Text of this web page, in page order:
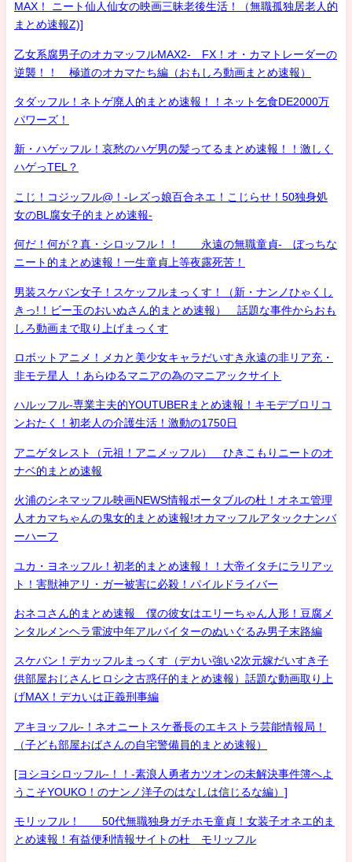
MAX！ ニート仙人仙女の映画三昧老後生活！（無職孤独居老人的
まとめ速報Z)]
乙女系腐男子のオカマッフルMAX2- FX！オ・カマトレーダーの
逆襲！！ 極道のオカマたち編（おもしろ動画まとめ速報）
タダッフル！ネトゲ廃人的まとめ速報！！ネット乞食DE2000万
パワーズ！
新・ハゲッフル！哀愁のハゲ男の髪ってるまとめ速報！！激しく
ハゲっTEL？
こじ！コジッフル@！-レズっ娘百合ネエ！こじらせ！50独身処
女のBL腐女子的まとめ速報-
何だ！何が？真・シロッフル！！ 永遠の無職童貞- ぼっちな
ニート的まとめ速報！一生童貞上等夜露死苦！
男装スケバン女子！スケッフルまっくす！（新・ナンノひゃくし
きっ!！ビー玉のおいぬさん的まとめ速報） 話題な事件からおも
しろ動画まで取り上げまっくす
ロボットアニメ！メカと美少女キャラだいすき永遠の非リア充・
非モテ星人 ！あらゆるマニアの為のマニアックサイト
ハルッフル-専業主夫的YOUTUBERまとめ速報！キモデブロリコ
ンおたく！初老人の介護生活！激動の1750日
アニゲタレスト（元祖！アニメッフル） ひきこもりニートのオ
ナベ的まとめ速報
火浦のシネマッフル映画NEWS情報ポータブルの杜！オネエ管理
人オカマちゃんの鬼女的まとめ速報!オカマッフルアタックナンバ
ーハーフ
ユカ・ヨネッフル！初老的まとめ速報！！大帝イタチにラリアッ
ト！害獣神アリ・ガー被害に必殺！パイルドライバー
おネコさん的まとめ速報 僕の彼女はエリーちゃん人形！豆腐メ
ンタルメンヘラ電波中年アルバイターのぬいぐるみ男子末路編
スケバン！デカッフルまっくす（デカい強い2次元嫁だいすき子
供部屋おじさんヒロシ之古惑仔的まとめ速報）話題な動画取り上
げMAX！デカいは正義刑事編
アキヨッフル-！ネオニートスケ番長のエキストラ芸能情報局！
（子ども部屋おばさんの自宅警備員的まとめ速報）
[ヨシヨシロッフル-！！-素浪人勇者カツオンの未解決事件簿へよ
うこそYOUKO！のナンノ洋子のはなしは信じるな編）]
モリッフル！ 50代無職独身ガチホモ童貞！女装子オネエ的ま
とめ速報！有益便利情報サイトの杜 モリッフル